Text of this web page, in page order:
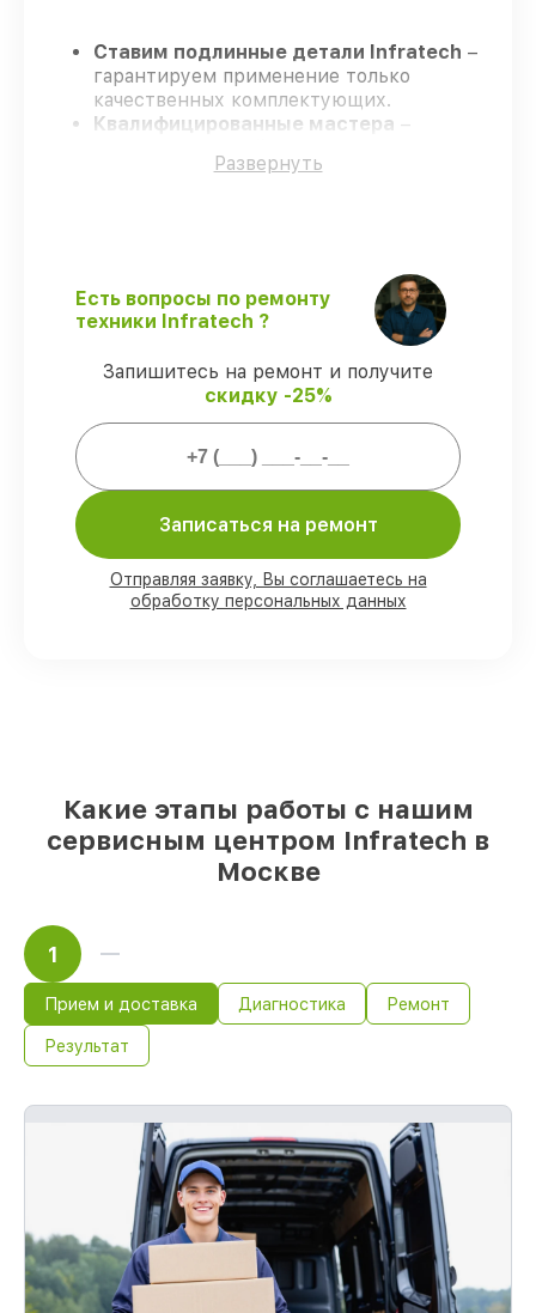
Ставим подлинные детали Infratech –
гарантируем применение только
качественных комплектующих.
Квалифицированные мастера –
гарантирует качество выполняемых
без задержек.
Официальная гарантия
– все все виды
ремонта защищены официальной
гарантией Infratech.
Мы гарантируем:
80%
работ проводим с возможностью
личного присутствия владельца
установке в Москве, остальные
поступают оперативно
Развернуть
Есть вопросы по ремонту
техники Infratech ?
Запишитесь на ремонт и получите
скидку -25%
Записаться на ремонт
Отправляя заявку, Вы соглашаетесь на
обработку персональных данных
Какие этапы работы с нашим
сервисным центром Infratech в
Москве
1
Прием и доставка Диагностика Ремонт
Результат